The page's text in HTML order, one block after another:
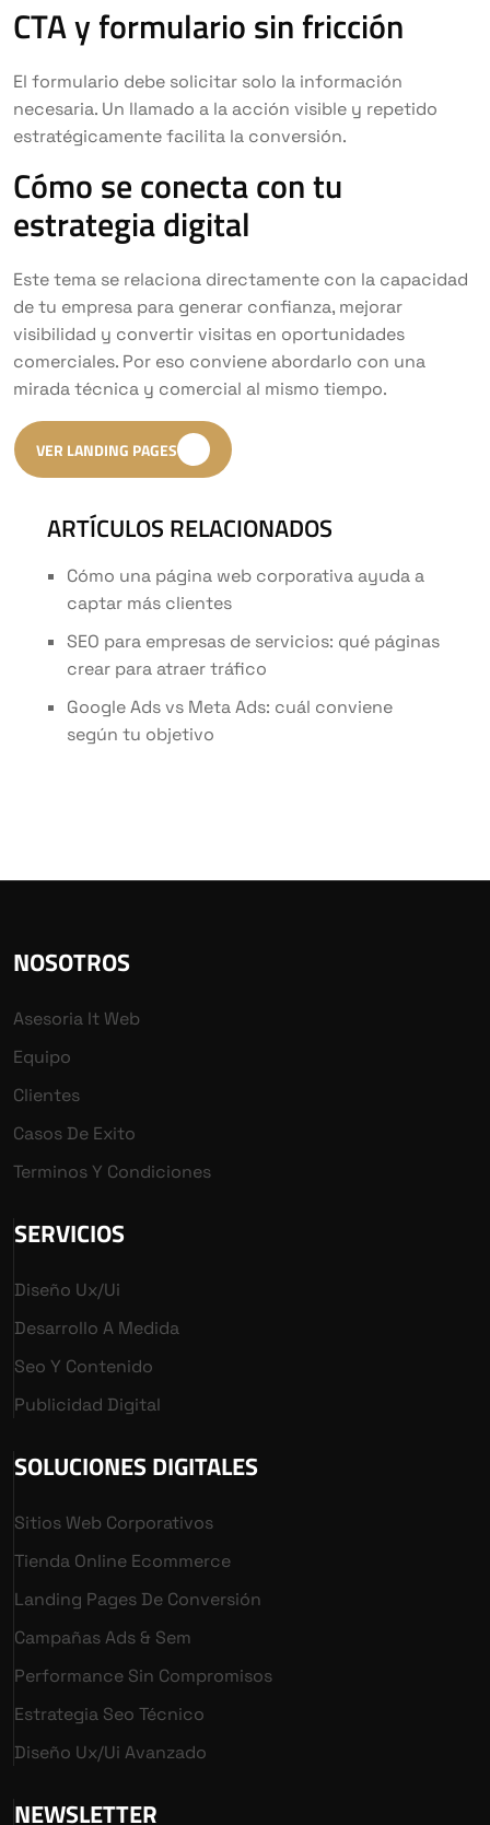
CTA y formulario sin fricción
El formulario debe solicitar solo la información
necesaria. Un llamado a la acción visible y repetido
estratégicamente facilita la conversión.
Cómo se conecta con tu
estrategia digital
Este tema se relaciona directamente con la capacidad
de tu empresa para generar confianza, mejorar
visibilidad y convertir visitas en oportunidades
comerciales. Por eso conviene abordarlo con una
mirada técnica y comercial al mismo tiempo.
VER LANDING PAGES
ARTÍCULOS RELACIONADOS
Cómo una página web corporativa ayuda a
captar más clientes
SEO para empresas de servicios: qué páginas
crear para atraer tráfico
Google Ads vs Meta Ads: cuál conviene
según tu objetivo
NOSOTROS
Asesoria It Web
Equipo
Clientes
Casos De Exito
Terminos Y Condiciones
SERVICIOS
Diseño Ux/ui
Desarrollo A Medida
Seo Y Contenido
Publicidad Digital
SOLUCIONES DIGITALES
Sitios Web Corporativos
Tienda Online Ecommerce
Landing Pages De Conversión
Campañas Ads & Sem
Performance Sin Compromisos
Estrategia Seo Técnico
Diseño Ux/ui Avanzado
NEWSLETTER